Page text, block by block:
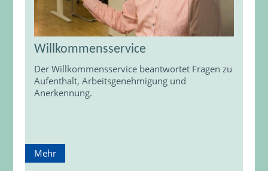
Willkommensservice
Der Willkommensservice beantwortet Fragen zu
Aufenthalt, Arbeitsgenehmigung und
Anerkennung.
Mehr